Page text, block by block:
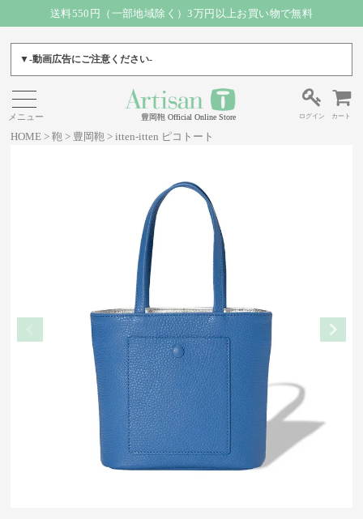
送料550円（一部地域除く）3万円以上お買い物で無料
▼-動画広告にご注意ください-
豊岡鞄 Official Online Store ログイン カート
HOME 鞄 豊岡鞄 itten-itten ピコトート